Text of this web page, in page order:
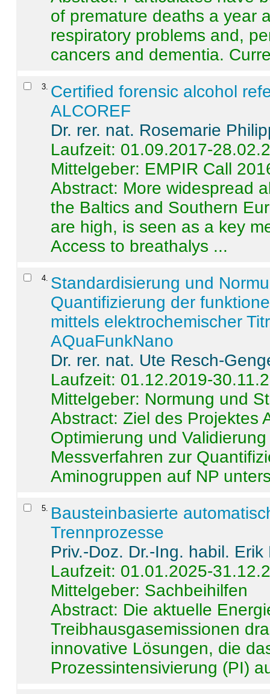
of premature deaths a year
respiratory problems and,
cancers and dementia.
3 Certified forensic alcohol
ALCOREF
Dr. rer. nat. Rosemarie
Laufzeit: 01.09.2017-
Mittelgeber: EMPIR Call
Abstract: More widespread
the Baltics and Southern
are high, is seen as a key
Access to breathalys ...
4 Standardisierung und
Quantifizierung der
mittels elektrochemischer
AQuaFunkNano
Dr. rer. nat. Ute Resch-
Laufzeit: 01.12.2019-
Mittelgeber: Normung und
Abstract:Ziel des Projektes
Optimierung und
Messverfahren zur
Aminogruppen auf NP
5
Bausteinbasierte
Trennprozesse
Priv.-Doz. Dr.-Ing. habil. Erik
Laufzeit: 01.01.2025-
Mittelgeber: Sachbeihilfen
Abstract: Die aktuelle
Treibhausgasemissionen
innovative Lösungen, die
Prozessintensivierung (PI)